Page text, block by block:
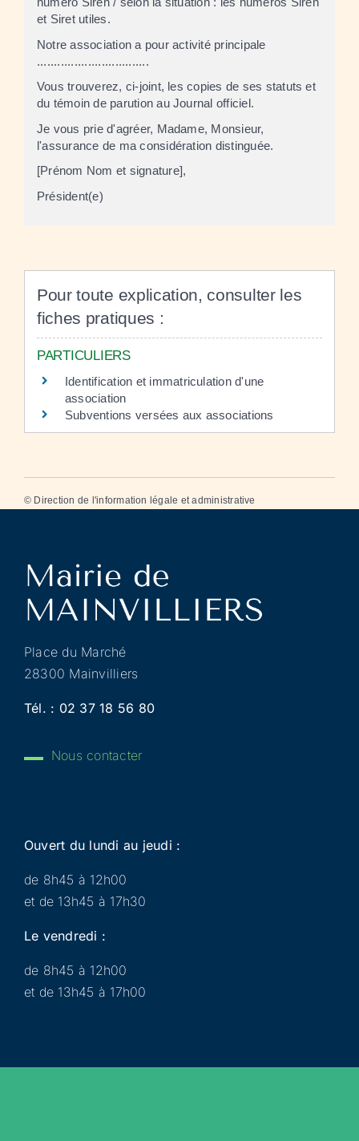
et Siret utiles.
Notre association a pour activité principale
.................................
Vous trouverez, ci-joint, les copies de ses statuts et
du témoin de parution au Journal officiel.
Je vous prie d'agréer, Madame, Monsieur,
l'assurance de ma considération distinguée.
[Prénom Nom et signature],
Président(e)
Pour toute explication, consulter les
fiches pratiques :
PARTICULIERS
Identification et immatriculation d'une
association
Subventions versées aux associations
© Direction de l'information légale et administrative
Place du Marché
28300 Mainvilliers
Tél. : 02 37 18 56 80
Nous contacter
Ouvert du lundi au jeudi :
de 8h45 à 12h00
et de 13h45 à 17h30
Le vendredi :
de 8h45 à 12h00
et de 13h45 à 17h00